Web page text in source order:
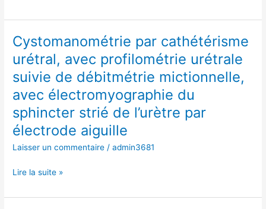
électromyographie
sphincter
strié
l’urètre
par
électrode
aiguille
Cystomanométrie par cathétérisme
urétral, avec profilométrie urétrale
suivie de débitmétrie mictionnelle,
avec électromyographie du
sphincter strié de l’urètre par
électrode aiguille
Laisser un commentaire /admin3681
Cystomanométrie
par
cathétérisme
urétral,
avec
profilométrie
urétrale
suivie
de
mictionnelle,
électromyographie
Lire la suite »